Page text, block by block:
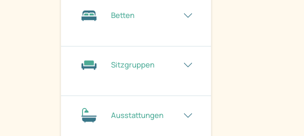
Betten
Sitzgruppen
Ausstattungen